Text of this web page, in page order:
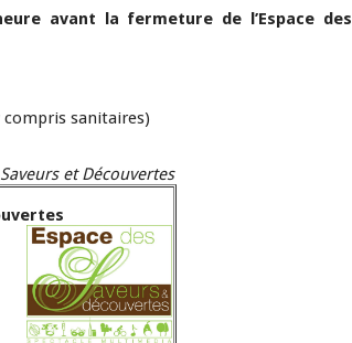
avant la fermeture de l’Espace des
compris sanitaires)
et Découvertes